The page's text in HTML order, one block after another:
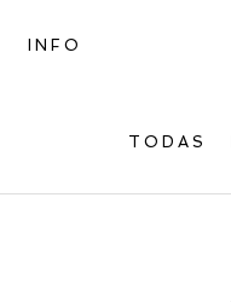
INFO
TODAS